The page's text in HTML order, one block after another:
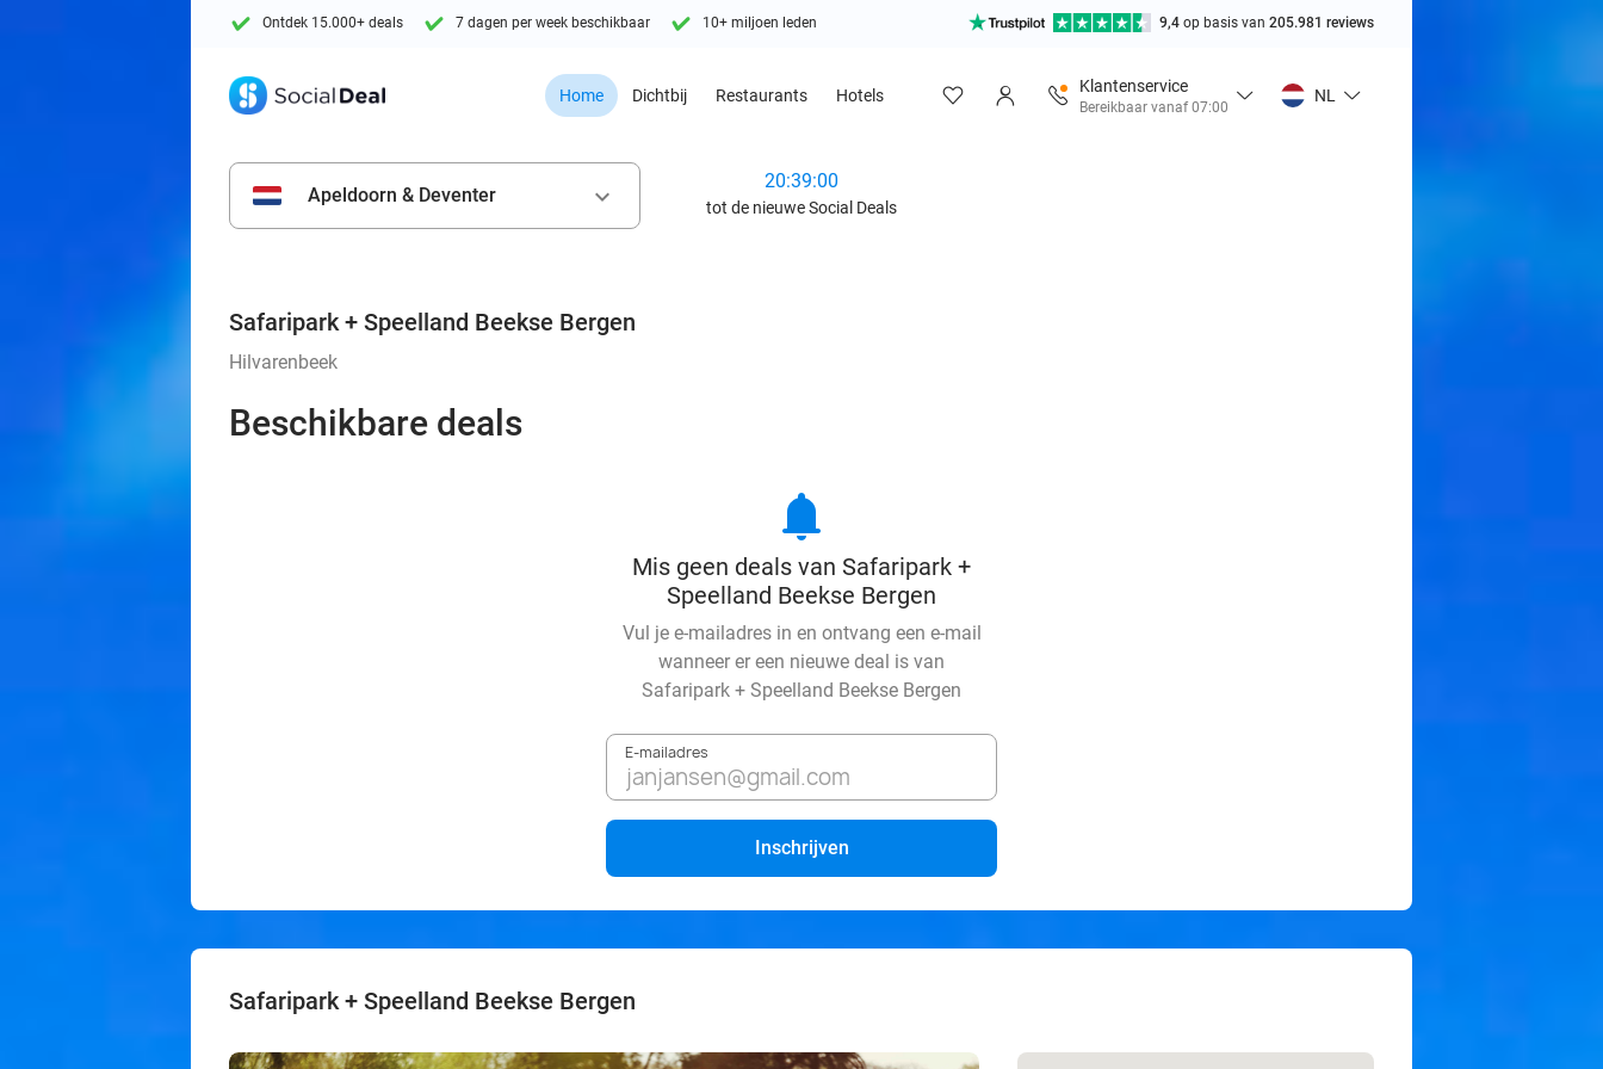
Ontdek 15.000+ deals 7 dagen per week beschikbaar 10+ miljoen leden 9,4 op basis van 205.981 reviews
Home Dichtbij Restaurants Hotels
Klantenservice
Bereikbaar vanaf 07:00
NL
Apeldoorn & Deventer keyboard_arrow_down
20:38:58
tot de nieuwe Social Deals
Safaripark + Speelland Beekse Bergen
Hilvarenbeek
Beschikbare deals
notifications
Mis geen deals van Safaripark +
Speelland Beekse Bergen
Vul je e-mailadres in en ontvang een e-mail
wanneer er een nieuwe deal is van
Safaripark + Speelland Beekse Bergen
E-mailadres
Inschrijven
Safaripark + Speelland Beekse Bergen